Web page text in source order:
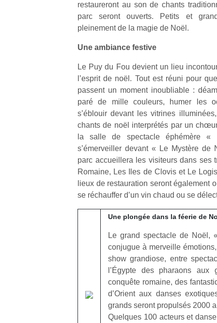
restaureront au son de chants
parc seront ouverts. Petits et
pleinement de la magie de Noël.
Une ambiance festive
Le Puy du Fou devient un lieu
l’esprit de noël. Tout est réuni pour
passent un moment inoubliable :
paré de mille couleurs, humer les
s’éblouir devant les vitrines
chants de noël interprétés par un
la salle de spectacle éphémère «
s’émerveiller devant « Le Mystère de
parc accueillera les visiteurs dans ses
Romaine, Les Iles de Clovis et Le
lieux de restauration seront également
se réchauffer d’un vin chaud ou se
Une plongée dans la féerie de
Le grand spectacle de Noël,
conjugue à merveille
show grandiose, entre
l’Égypte des pharaons
conquête romaine, des
d’Orient aux danses
grands seront propulsés 2000
Quelques 100 acteurs et